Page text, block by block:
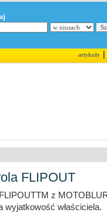
artykuły|
FLIPOUT
z
wyjatkowość właściciela.